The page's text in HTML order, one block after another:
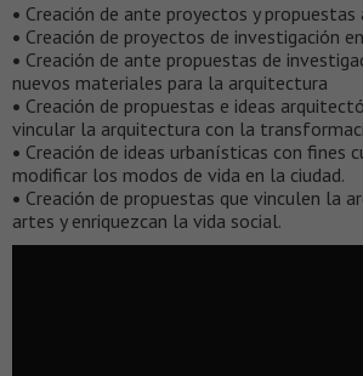
• Creación de ante proyectos y
• Creación de proyectos de investigación
• Creación de ante propuestas de
nuevos materiales para la arquitectura
• Creación de propuestas e ideas
vincular la arquitectura con la
• Creación de ideas urbanísticas con fines
modificar los modos de vida en la ciudad.
• Creación de propuestas que vinculen la
artes y enriquezcan la vida social.